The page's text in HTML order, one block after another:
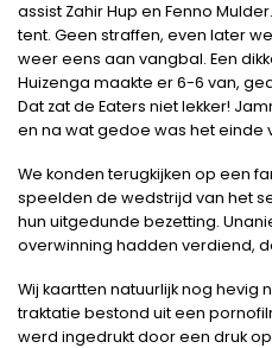
assist Zahir Hup en Fenno
tent. Geen straffen, even later
weer eens aan vangbal. Een
Huizenga maakte er 6-6 van,
Dat zat de Eaters niet lekker!
en na wat gedoe was het einde
We konden terugkijken op een
speelden de wedstrijd van het
hun uitgedunde bezetting.
overwinning hadden verdiend,
Wij kaartten natuurlijk nog hevig
traktatie bestond uit een
werd ingedrukt door een druk